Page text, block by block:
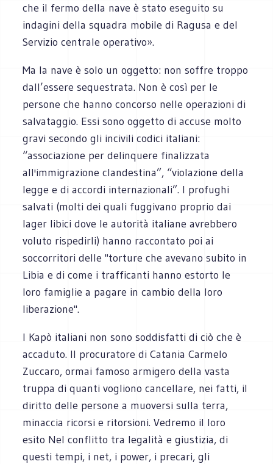
che il fermo della nave è stato eseguito su
indagini della squadra mobile di Ragusa e del
Servizio centrale operativo».
Ma la nave è solo un oggetto: non soffre troppo
dall’essere sequestrata. Non è così per le
persone che hanno concorso nelle operazioni di
salvataggio. Essi sono oggetto di accuse molto
gravi secondo gli incivili codici italiani:
“associazione per delinquere finalizzata
all'immigrazione clandestina”, “violazione della
legge e di accordi internazionali”. I profughi
salvati (molti dei quali fuggivano proprio dai
lager libici dove le autorità italiane avrebbero
voluto rispedirli) hanno raccontato poi ai
soccorritori delle "torture che avevano subito in
Libia e di come i trafficanti hanno estorto le
loro famiglie a pagare in cambio della loro
liberazione".
I Kapò italiani non sono soddisfatti di ciò che è
accaduto. Il procuratore di Catania Carmelo
Zuccaro, ormai famoso armigero della vasta
truppa di quanti vogliono cancellare, nei fatti, il
diritto delle persone a muoversi sulla terra,
minaccia ricorsi e ritorsioni. Vedremo il loro
esito Nel conflitto tra legalità e giustizia, di
questi tempi, i net, i power, i precari, gli